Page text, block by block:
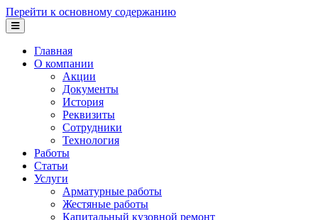
Перейти к основному содержанию
Главная
О компании
Акции
Документы
История
Реквизиты
Сотрудники
Технология
Работы
Статьи
Услуги
Арматурные работы
Жестяные работы
Капитальный кузовной ремонт